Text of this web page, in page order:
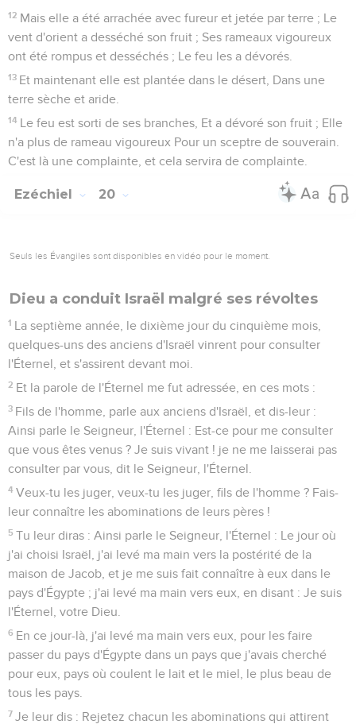
12 Mais elle a été arrachée avec fureur et jetée par terre ; Le
vent d'orient a desséché son fruit ; Ses rameaux vigoureux
ont été rompus et desséchés ; Le feu les a dévorés.
13 Et maintenant elle est plantée dans le désert, Dans une
terre sèche et aride.
14 Le feu est sorti de ses branches, Et a dévoré son fruit ; Elle
n'a plus de rameau vigoureux Pour un sceptre de souverain.
C'est là une complainte, et cela servira de complainte.
Ezéchiel 20
Seuls les Évangiles sont disponibles en vidéo pour le moment.
Dieu a conduit Israël malgré ses révoltes
1 La septième année, le dixième jour du cinquième mois,
quelques-uns des anciens d'Israël vinrent pour consulter
l'Éternel, et s'assirent devant moi.
2 Et la parole de l'Éternel me fut adressée, en ces mots :
3 Fils de l'homme, parle aux anciens d'Israël, et dis-leur :
Ainsi parle le Seigneur, l'Éternel : Est-ce pour me consulter
que vous êtes venus ? Je suis vivant ! je ne me laisserai pas
consulter par vous, dit le Seigneur, l'Éternel.
4 Veux-tu les juger, veux-tu les juger, fils de l'homme ? Fais-
leur connaître les abominations de leurs pères !
5 Tu leur diras : Ainsi parle le Seigneur, l'Éternel : Le jour où
j'ai choisi Israël, j'ai levé ma main vers la postérité de la
maison de Jacob, et je me suis fait connaître à eux dans le
pays d'Égypte ; j'ai levé ma main vers eux, en disant : Je suis
l'Éternel, votre Dieu.
6 En ce jour-là, j'ai levé ma main vers eux, pour les faire
passer du pays d'Égypte dans un pays que j'avais cherché
pour eux, pays où coulent le lait et le miel, le plus beau de
tous les pays.
7 Je leur dis : Rejetez chacun les abominations qui attirent